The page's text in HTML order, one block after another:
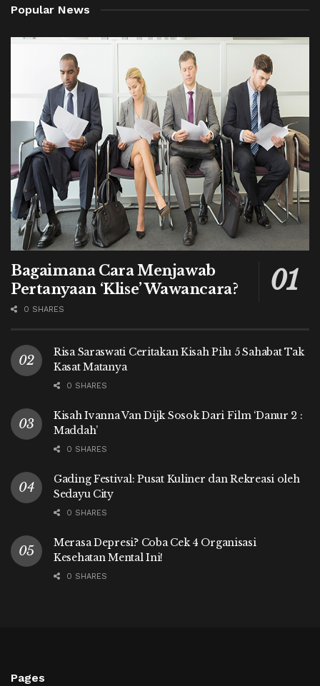
Popular News
Bagaimana Cara Menjawab
Pertanyaan ‘Klise’ Wawancara?
0 SHARES
Risa Saraswati Ceritakan Kisah Pilu 5 Sahabat Tak
Kasat Matanya
0 SHARES
Kisah Ivanna Van Dijk Sosok Dari Film ‘Danur 2 :
Maddah’
0 SHARES
Gading Festival: Pusat Kuliner dan Rekreasi oleh
Sedayu City
0 SHARES
Merasa Depresi? Coba Cek 4 Organisasi
Kesehatan Mental Ini!
0 SHARES
Pages